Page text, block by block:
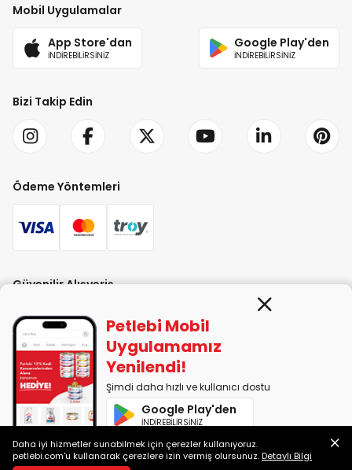
Mobil Uygulamalar
App Store'dan
İNDİREBİLİRSİNİZ
Google Play'den
İNDİREBİLİRSİNİZ
Bizi Takip Edin
Ödeme Yöntemleri
Güvenilir Alışveriş
PETLEBİ EVCİL HAYVAN ÜRÜNLERİ PAZ. SAN. TİC. LTD. ŞTİ. Alaşarköy Mah.
1. Alaşar Cad. No: 9 Osmangazi/Bursa
Petlebi Mobil
Uygulamamız
Yenilendi!
Şimdi daha hızlı ve kullanıcı dostu
Google Play'den
İNDİREBİLİRSİNİZ
App Store'dan
Daha iyi hizmetler sunabilmek için çerezler kullanıyoruz.
petlebi.com'u kullanarak çerezlere izin vermiş olursunuz.Detaylı Bilgi